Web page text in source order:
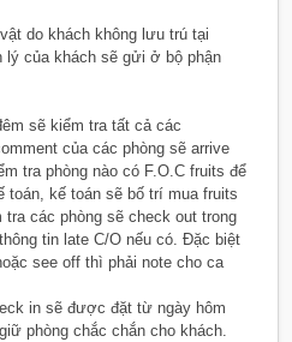
do khách không lưu trú tại
lý của khách sẽ gửi ở bộ phận
sẽ kiểm tra tất cả các
của các phòng sẽ arrive
tra phòng nào có F.O.C fruits để
toán, kế toán sẽ bố trí mua fruits
tra các phòng sẽ check out trong
tin late C/O nếu có. Đặc biệt
see off thì phải note cho ca
in sẽ được đặt từ ngày hôm
phòng chắc chắn cho khách.